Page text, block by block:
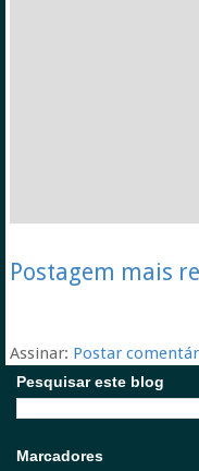
Postagem mais
Assinar: Postar
Pesquisar este blog
Marcadores